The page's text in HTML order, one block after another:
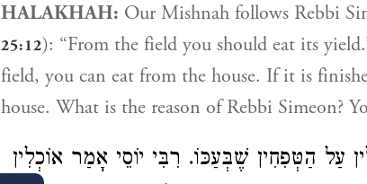
HALAKHAH: Our Mishnah follows Rebbi
25:12): “From the field you should eat its
field, you can eat from the house. If it is
house. What is the reason of Rebbi Simeon?
עַל הַטְּפִחִין שֶׁבְּעַכּוֹ. רִבִּי יוֹסֵי אָמַר אוֹכְלִין